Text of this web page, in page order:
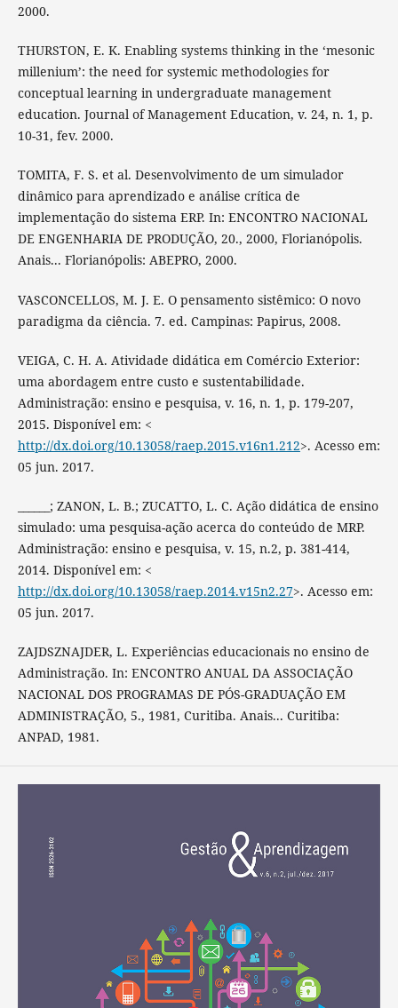
2000.
THURSTON, E. K. Enabling systems thinking in the ‘mesonic
millenium’: the need for systemic methodologies for
conceptual learning in undergraduate management
education. Journal of Management Education, v. 24, n. 1, p.
10-31, fev. 2000.
TOMITA, F. S. et al. Desenvolvimento de um simulador
dinâmico para aprendizado e análise crítica de
implementação do sistema ERP. In: ENCONTRO NACIONAL
DE ENGENHARIA DE PRODUÇÃO, 20., 2000, Florianópolis.
Anais... Florianópolis: ABEPRO, 2000.
VASCONCELLOS, M. J. E. O pensamento sistêmico: O novo
paradigma da ciência. 7. ed. Campinas: Papirus, 2008.
VEIGA, C. H. A. Atividade didática em Comércio Exterior:
uma abordagem entre custo e sustentabilidade.
Administração: ensino e pesquisa, v. 16, n. 1, p. 179-207,
2015. Disponível em: <
http://dx.doi.org/10.13058/raep.2015.v16n1.212>. Acesso em:
05 jun. 2017.
______; ZANON, L. B.; ZUCATTO, L. C. Ação didática de ensino
simulado: uma pesquisa-ação acerca do conteúdo de MRP.
Administração: ensino e pesquisa, v. 15, n.2, p. 381-414,
2014. Disponível em: <
http://dx.doi.org/10.13058/raep.2014.v15n2.27>. Acesso em:
05 jun. 2017.
ZAJDSZNAJDER, L. Experiências educacionais no ensino de
Administração. In: ENCONTRO ANUAL DA ASSOCIAÇÃO
NACIONAL DOS PROGRAMAS DE PÓS-GRADUAÇÃO EM
ADMINISTRAÇÃO, 5., 1981, Curitiba. Anais... Curitiba:
ANPAD, 1981.